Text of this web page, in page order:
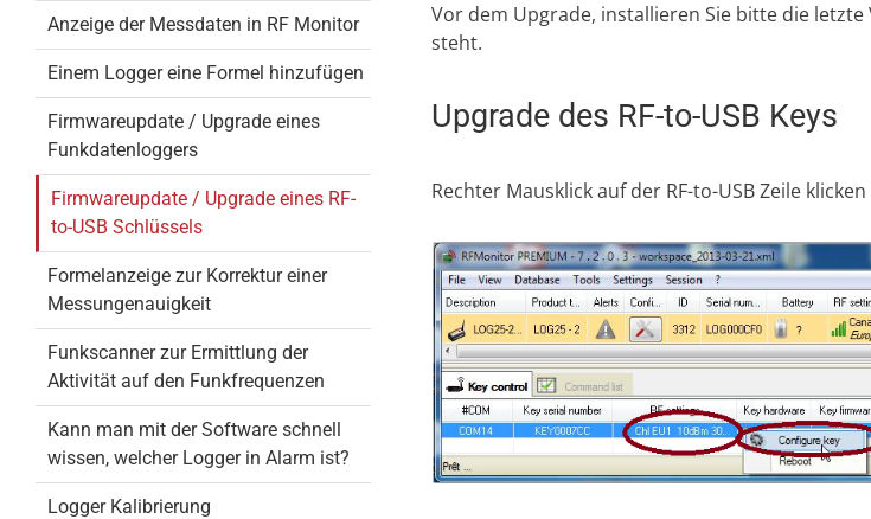
Anzeige der Messdaten in RF Monitor
Einem Logger eine Formel hinzufügen
Firmwareupdate / Upgrade eines
Funkdatenloggers
Firmwareupdate / Upgrade eines RF-
to-USB Schlüssels
Formelanzeige zur Korrektur einer
Messungenauigkeit
Funkscanner zur Ermittlung der
Aktivität auf den Funkfrequenzen
Kann man mit der Software schnell
wissen, welcher Logger in Alarm ist?
Logger Kalibrierung
Vor dem Upgrade, installieren Sie bitte die
steht.
Upgrade des RF-to-USB Keys
Rechter Mausklick auf der RF-to-USB Zeile